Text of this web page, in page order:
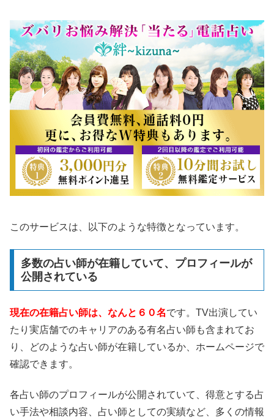
このサービスは、以下のような特徴となっています。
多数の占い師が在籍していて、プロフィールが
公開されている
現在の在籍占い師は、なんと６０名です。TV出演してい
たり実店舗でのキャリアのある有名占い師も含まれてお
り、どのような占い師が在籍しているか、ホームページで
確認できます。
各占い師のプロフィールが公開されていて、得意とする占
い手法や相談内容、占い師としての実績など、多くの情報